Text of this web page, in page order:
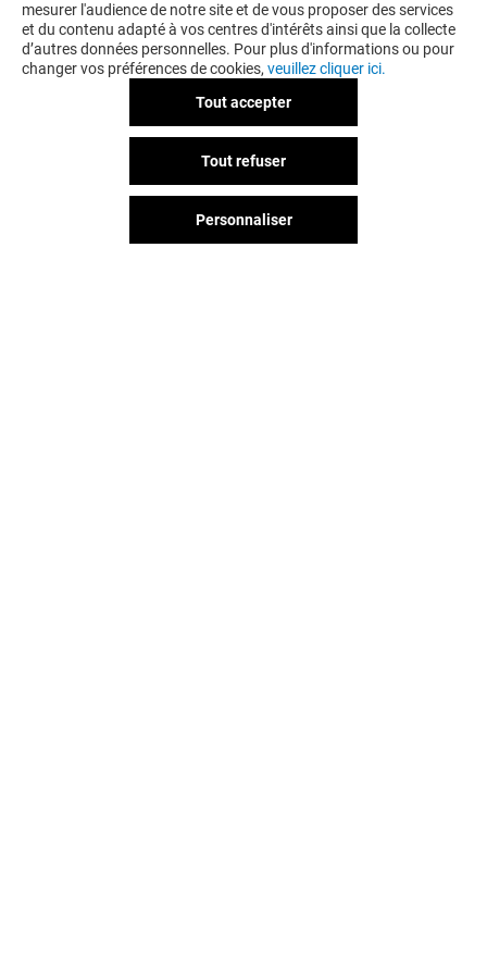
LA BOUTIQUE DU COIFFEUR
-10% SUR TOUT LE MAGASIN
LE MARDI*
mesurer l'audience de notre site et de vous proposer des services
et du contenu adapté à vos centres d'intérêts ainsi que la collecte
d’autres données personnelles. Pour plus d'informations ou pour
changer vos préférences de cookies, veuillez cliquer ici.
Tout accepter
Tout refuser
Personnaliser